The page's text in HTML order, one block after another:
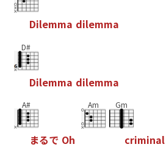
Dilemma dilemma
D#
Dilemma dilemma
A#
まるで Oh
Am Gm
criminal